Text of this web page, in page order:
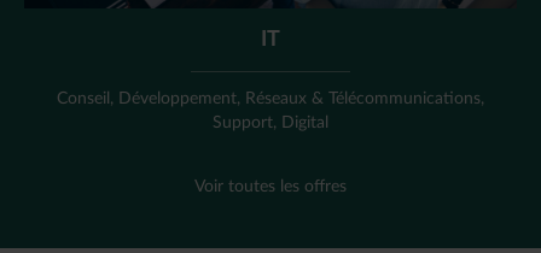
IT
Conseil, Développement, Réseaux & Télécommunications,
Support, Digital
Voir toutes les offres